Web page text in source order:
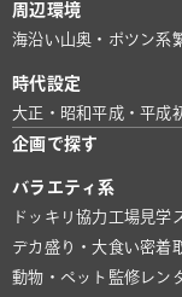
周辺環境
海沿い山奥・ポツン系
時代設定
大正・昭和平成・平成
企画で探す
バラエティ系
ドッキリ協力 工場見学
デカ盛り・大食い密着
動物・ペット 監修 レン